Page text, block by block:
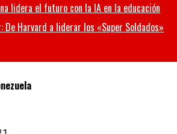
lidera el futuro con la IA en la educación
De Harvard a liderar los «Super Soldados»